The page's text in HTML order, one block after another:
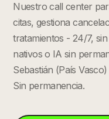
Nuestro call center
citas, gestiona
tratamientos - 24/7,
nativos o IA sin
Sebastián (País Vasco)
Sin permanencia.